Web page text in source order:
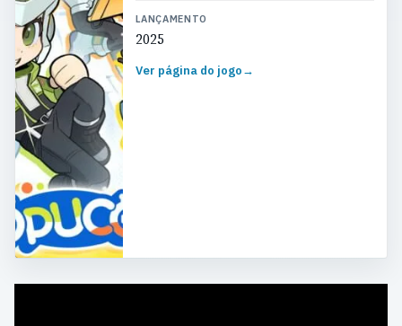
LANÇAMENTO
2025
Ver página do jogo→